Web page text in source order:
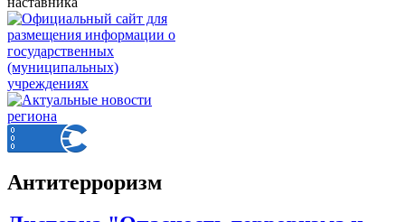
Антитерроризм